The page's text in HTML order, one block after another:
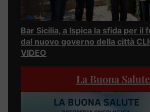
Bar Sicilia, a Ispica la sfida per il
dal nuovo governo della città
VIDEO
La Buona Salute